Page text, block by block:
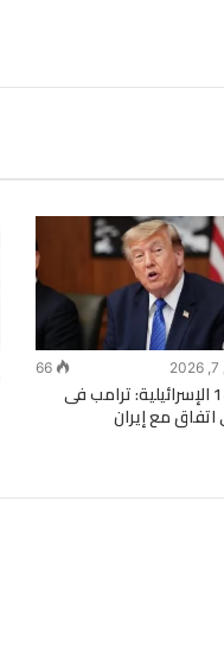
66
القناة الـ14 الإسرائيلية: ترامب فى
مع إيران